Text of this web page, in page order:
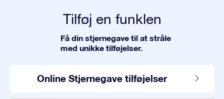
Tilføj en funklen
Få din stjernegave til at stråle
med unikke tilføjelser.
Online Stjernegave tilføjelser